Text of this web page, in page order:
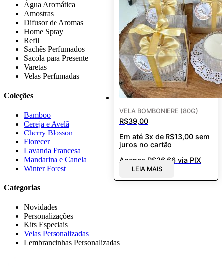
VELA BOMBONIERE (80G)
R$39,00
Em até 3x de R$13,00 sem
juros no cartão
Apenas R$36,66 via PIX
LEIA MAIS
Água Aromática
Amostras
Difusor de Aromas
Home Spray
Refil
Sachês Perfumados
Sacola para Presente
Varetas
Velas Perfumadas
Coleções
Bamboo
Cereja e Avelã
Cherry Blosson
Florecer
Lavanda Francesa
Mandarina e Canela
Winter Forest
Categorias
Novidades
Personalizações
Kits Especiais
Velas Personalizadas
Lembrancinhas Personalizadas